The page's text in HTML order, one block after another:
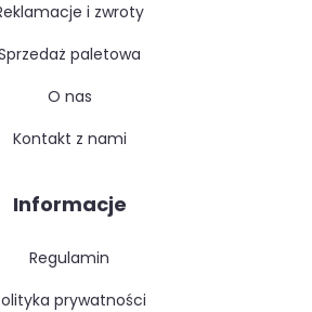
reklamacje i zwroty
sprzedaż paletowa
o nas
kontakt z nami
Informacje
regulamin
polityka prywatności